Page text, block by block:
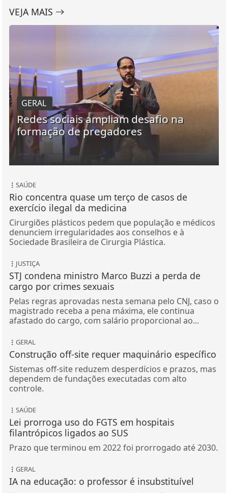
VEJA MAIS
GERAL
Redes sociais ampliam desafio na
formação de pregadores
SAÚDE
Rio concentra quase um terço de casos de
exercício ilegal da medicina
Cirurgiões plásticos pedem que população e médicos
denunciem irregularidades aos conselhos e à
Sociedade Brasileira de Cirurgia Plástica.
JUSTIÇA
STJ condena ministro Marco Buzzi a perda de
cargo por crimes sexuais
Pelas regras aprovadas nesta semana pelo CNJ, caso o
magistrado receba a pena máxima, ele continua
afastado do cargo, com salário proporcional ao...
GERAL
Construção off-site requer maquinário específico
Sistemas off-site reduzem desperdícios e prazos, mas
dependem de fundações executadas com alto
controle.
SAÚDE
Lei prorroga uso do FGTS em hospitais
filantrópicos ligados ao SUS
Prazo que terminou em 2022 foi prorrogado até 2030.
GERAL
IA na educação: o professor é insubstituível